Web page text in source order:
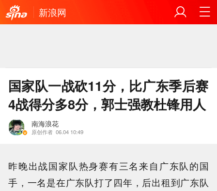
新浪网
国家队一战砍11分，比广东季后赛
4战得分多8分，郭士强教杜锋用人
南海浪花
原创作者 06.04 10:49
昨晚出战国家队热身赛有三名来自广东队的国
手，一名是在广东队打了四年，后出租到广东队